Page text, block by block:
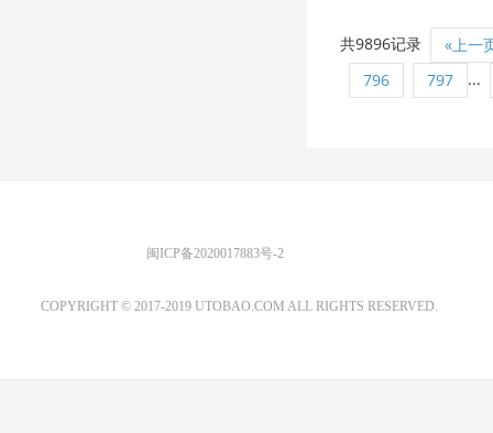
共9896记录
«上一
796
797 ...
闽ICP备2020017883号-2
COPYRIGHT © 2017-2019 UTOBAO.COM ALL RIGHTS RESERVED.